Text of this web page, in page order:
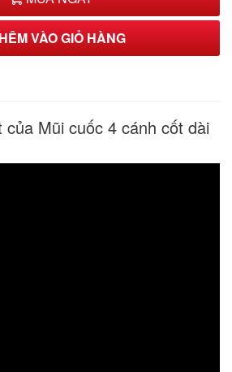
VÀO GIỎ HÀNG
Mũi cuốc 4 cánh cốt dài